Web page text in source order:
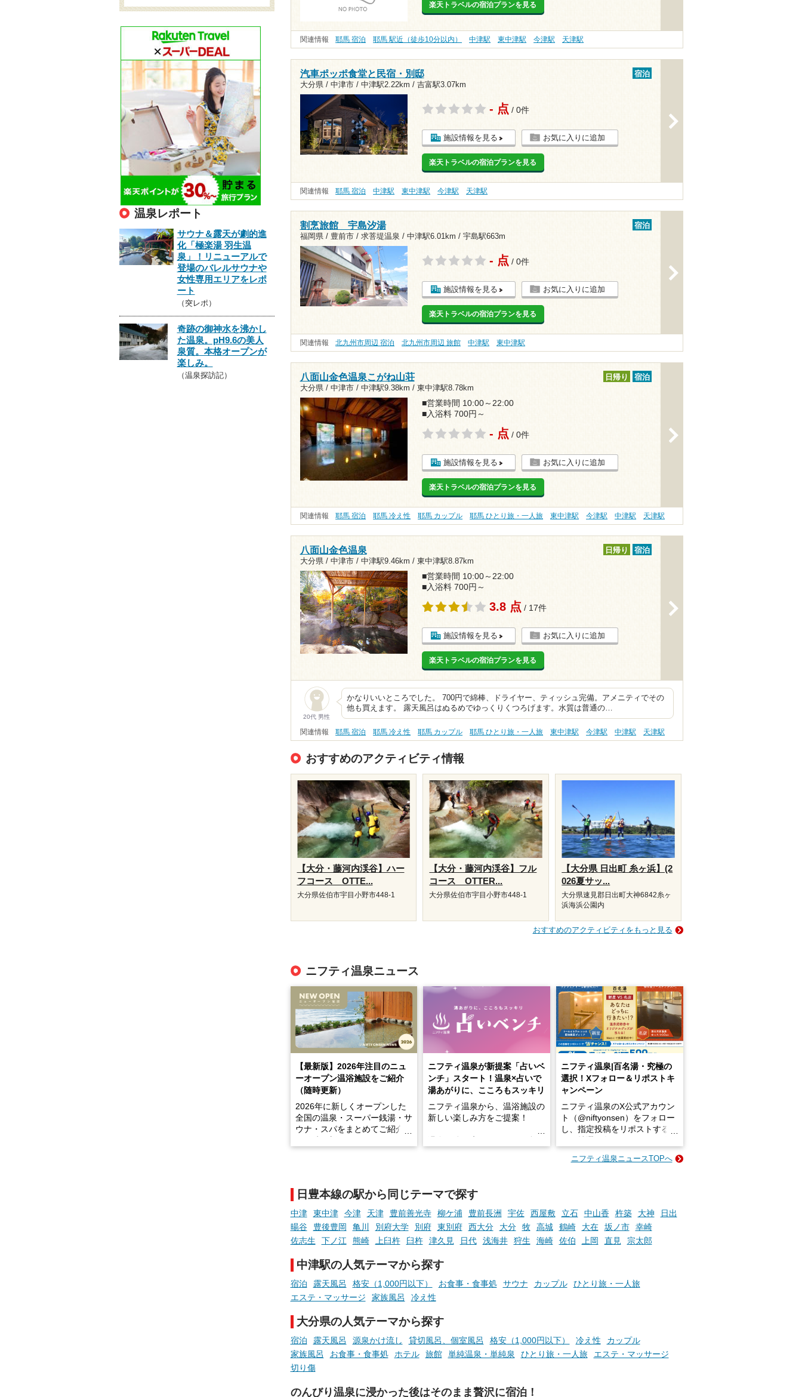
楽天トラベルの宿泊プランを見る
関連情報 耶馬 宿泊 耶馬 駅近（徒歩10分以内） 中津駅 東中津駅 今津駅 天津駅
汽車ポッポ食堂と民宿・別邸
大分県 / 中津市 / 中津駅2.22km / 吉富駅3.07km
宿泊
- 点 / 0件
施設情報を見る お気に入りに追加
楽天トラベルの宿泊プランを見る
関連情報 耶馬 宿泊 中津駅 東中津駅 今津駅 天津駅
割烹旅館 宇島汐湯
福岡県 / 豊前市 / 求菩堤温泉 / 中津駅6.01km / 宇島駅663m
宿泊
- 点 / 0件
施設情報を見る お気に入りに追加
楽天トラベルの宿泊プランを見る
関連情報 北九州市周辺 宿泊 北九州市周辺 旅館 中津駅 東中津駅
八面山金色温泉こがね山荘
大分県 / 中津市 / 中津駅9.38km / 東中津駅8.78km
日帰り 宿泊
■営業時間 10:00～22:00
■入浴料 700円～
- 点 / 0件
施設情報を見る お気に入りに追加
楽天トラベルの宿泊プランを見る
関連情報 耶馬 宿泊 耶馬 冷え性 耶馬 カップル 耶馬 ひとり旅・一人旅 東中津駅 今津駅 中津駅 天津駅
八面山金色温泉
大分県 / 中津市 / 中津駅9.46km / 東中津駅8.87km
日帰り 宿泊
■営業時間 10:00～22:00
■入浴料 700円～
3.8 点 / 17件
施設情報を見る お気に入りに追加
楽天トラベルの宿泊プランを見る
20代 男性
かなりいいところでした。 700円で綿棒、ドライヤー、ティッシュ完備。アメニティでその
他も買えます。 露天風呂はぬるめでゆっくりくつろげます。水質は普通の…
関連情報 耶馬 宿泊 耶馬 冷え性 耶馬 カップル 耶馬 ひとり旅・一人旅 東中津駅 今津駅 中津駅 天津駅
おすすめのアクティビティ情報
【大分・藤河内渓谷】ハー
フコース OTTE...
大分県佐伯市宇目小野市448-1
【大分・藤河内渓谷】フル
コース OTTER...
大分県佐伯市宇目小野市448-1
【大分県 日出町 糸ヶ浜】(2
026夏サッ...
大分県速見郡日出町大神6842糸ヶ
浜海浜公園内
おすすめのアクティビティをもっと見る
ニフティ温泉ニュース
【最新版】2026年注目のニュ
ーオープン温浴施設をご紹介
（随時更新）
2026年に新しくオープンした
全国の温泉・スーパー銭湯・サ
ウナ・スパをまとめてご紹介！
います。
現地取材記事もあわせて紹介し
ていますので、気になる施設は
ぜひチェックして次のおでかけ
先の参考にしてみてください
ニフティ温泉が新提案「占いベ
ンチ」スタート！温泉×占いで
湯あがりに、こころもスッキリ
ニフティ温泉から、温浴施設の
新しい楽しみ方をご提案！
手相やタロットなど気軽に楽し
める占いで、“ととのう”おふろ
時間を、もっと特別に。
ニフティ温泉|百名湯・究極の
選択！Xフォロー＆リポストキ
ャンペーン
ニフティ温泉のX公式アカウン
ト（@niftyonsen）をフォロー
し、指定投稿をリポストする
GIFT500円分をプレゼントい
ニフティ温泉ニュースTOPへ
日豊本線の駅から同じテーマで探す
中津 東中津 今津 天津 豊前善光寺 柳ケ浦 豊前長洲 宇佐 西屋敷 立石 中山香 杵築 大神
日出
暘谷
豊後豊岡 亀川 別府大学 別府 東別府 西大分 大分 牧 高城 鶴崎 大在 坂ノ市
幸崎
佐志生
下ノ江 熊崎 上臼杵 臼杵 津久見 日代 浅海井 狩生 海崎 佐伯 上岡 直見 宗太郎
中津駅の人気テーマから探す
宿泊 露天風呂 格安（1,000円以下） お食事・食事処 サウナ カップル
ひとり旅・一人旅
エステ・マッサージ
家族風呂 冷え性
大分県の人気テーマから探す
宿泊 露天風呂 源泉かけ流し 貸切風呂、個室風呂 格安（1,000円以下） 冷え性
カップル
家族風呂
お食事・食事処 ホテル 旅館 単純温泉・単純泉 ひとり旅・一人旅
エステ・マッサージ
切り傷
のんびり温泉に浸かった後はそのまま贅沢に宿泊！
温泉レポート
サウナ＆露天が劇的進
化「極楽湯 羽生温
泉」！リニューアルで
登場のバレルサウナや
女性専用エリアをレポ
ート
（突レポ）
奇跡の御神水を沸かし
た温泉。pH9.6の美人
泉質。本格オープンが
楽しみ。
（温泉探訪記）